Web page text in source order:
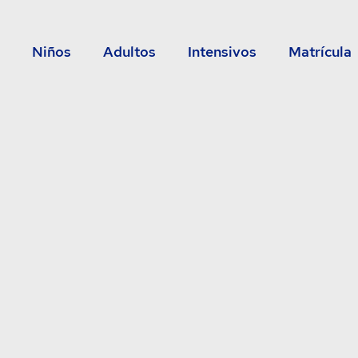
Niños Adultos Intensivos Matrícula